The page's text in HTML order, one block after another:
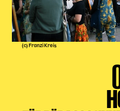
(c) Franzi Kreis